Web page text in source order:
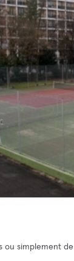
ou simplement